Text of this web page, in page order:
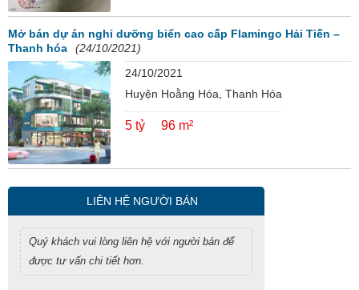
Mở bán dự án nghỉ dưỡng biển cao cấp Flamingo Hải Tiến –
Thanh hóa
(24/10/2021)
24/10/2021
Huyện Hoằng Hóa, Thanh Hóa
5 tỷ 96 m²
LIÊN HỆ NGƯỜI BÁN
Quý khách vui lòng liên hệ với người bán để
được tư vấn chi tiết hơn.